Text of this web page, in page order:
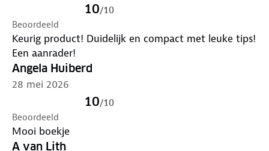
10/10
Beoordeeld
Keurig product! Duidelijk en compact met leuke tips!
Een aanrader!
Angela Huiberd
28 mei 2026
10/10
Beoordeeld
Mooi boekje
A van Lith